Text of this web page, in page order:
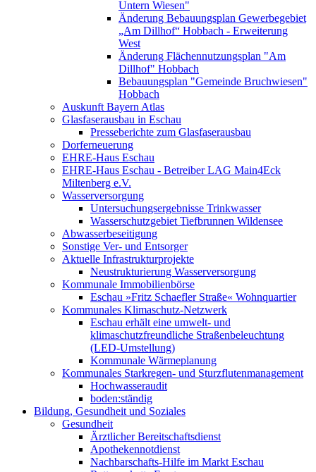
Untern Wiesen"
Änderung Bebauungsplan Gewerbegebiet
„Am Dillhof“ Hobbach - Erweiterung
West
Änderung Flächennutzungsplan "Am
Dillhof" Hobbach
Bebauungsplan "Gemeinde Bruchwiesen"
Hobbach
Auskunft Bayern Atlas
Glasfaserausbau in Eschau
Presseberichte zum Glasfaserausbau
Dorferneuerung
EHRE-Haus Eschau
EHRE-Haus Eschau - Betreiber LAG Main4Eck
Miltenberg e.V.
Wasserversorgung
Untersuchungsergebnisse Trinkwasser
Wasserschutzgebiet Tiefbrunnen Wildensee
Abwasserbeseitigung
Sonstige Ver- und Entsorger
Aktuelle Infrastrukturprojekte
Neustrukturierung Wasserversorgung
Kommunale Immobilienbörse
Eschau »Fritz Schaefler Straße« Wohnquartier
Kommunales Klimaschutz-Netzwerk
Eschau erhält eine umwelt- und
klimaschutzfreundliche Straßenbeleuchtung
(LED-Umstellung)
Kommunale Wärmeplanung
Kommunales Starkregen- und Sturzflutenmanagement
Hochwasseraudit
boden:ständig
Bildung, Gesundheit und Soziales
Gesundheit
Ärztlicher Bereitschaftsdienst
Apothekennotdienst
Nachbarschafts-Hilfe im Markt Eschau